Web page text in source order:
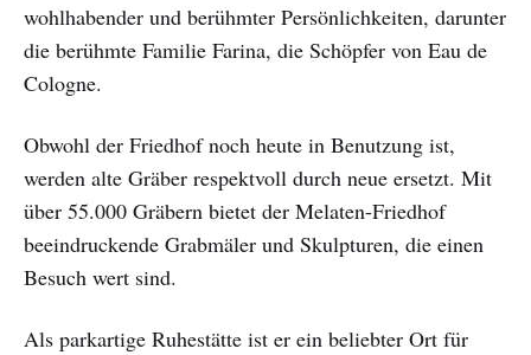
wohlhabender und berühmter Persönlichkeiten, darunter
die berühmte Familie Farina, die Schöpfer von Eau de
Cologne.
Obwohl der Friedhof noch heute in Benutzung ist,
werden alte Gräber respektvoll durch neue ersetzt. Mit
über 55.000 Gräbern bietet der Melaten-Friedhof
beeindruckende Grabmäler und Skulpturen, die einen
Besuch wert sind.
Als parkartige Ruhestätte ist er ein beliebter Ort für